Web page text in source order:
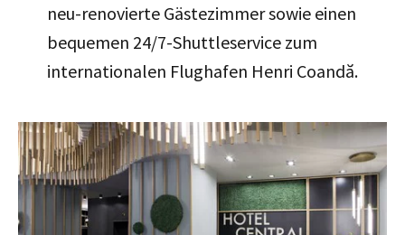
neu-renovierte Gästezimmer sowie einen
bequemen 24/7-Shuttleservice zum
internationalen Flughafen Henri Coandă.